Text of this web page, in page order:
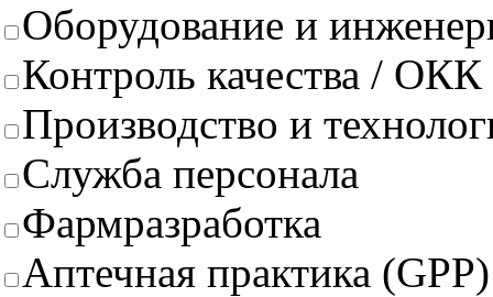
Оборудование и
Контроль качества / ОКК
Производство и
Служба персонала
Фармразработка
Аптечная практика (GPP)